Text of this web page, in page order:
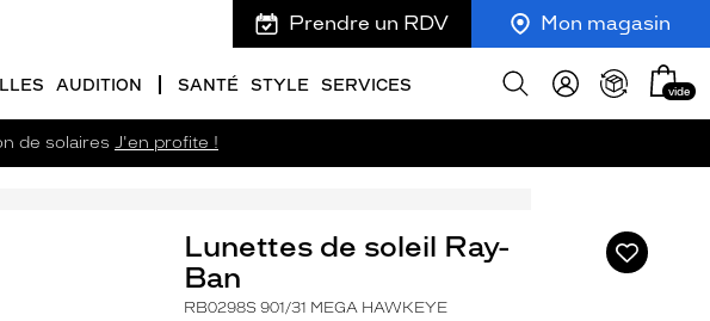
Prendre un RDV Mon magasin
AUDITION SANTÉ STYLE SERVICES
Afficher
Mon
panier
vide
de solaires J'en profite !
Ajouter
à
Lunettes de soleil Ray-
Ban
RB0298S 901/31 MEGA HAWKEYE